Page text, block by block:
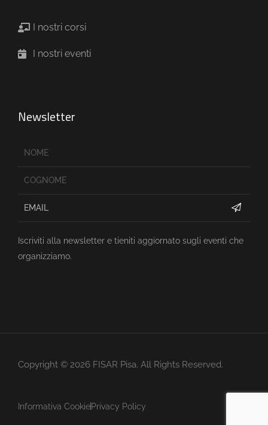
I nostri corsi
I nostri eventi
Newsletter
Iscriviti alla newsletter e tieniti aggiornato sugli eventi che
organizziamo.
Copyright © 2026 FISAR Pisa. All Rights Reserved.
Informativa CookiePrivacy Policy